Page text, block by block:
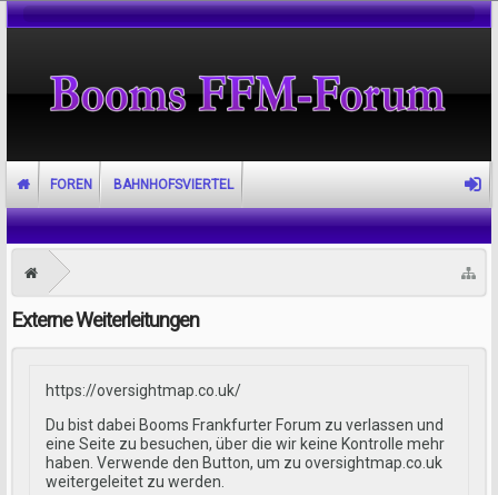
Externe Weiterleitungen
https://oversightmap.co.uk/
Du bist dabei Booms Frankfurter Forum zu verlassen und
eine Seite zu besuchen, über die wir keine Kontrolle mehr
haben. Verwende den Button, um zu oversightmap.co.uk
weitergeleitet zu werden.
FOREN BAHNHOFSVIERTEL